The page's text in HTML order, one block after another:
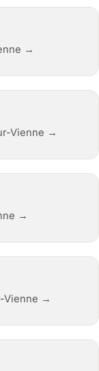
→
Vienne →
→
Vienne →